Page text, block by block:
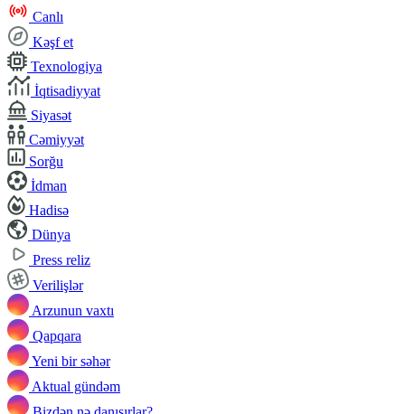
Canlı
Kəşf et
Texnologiya
İqtisadiyyat
Siyasət
Cəmiyyət
Sorğu
İdman
Hadisə
Dünya
Press reliz
Verilişlər
Arzunun vaxtı
Qapqara
Yeni bir səhər
Aktual gündəm